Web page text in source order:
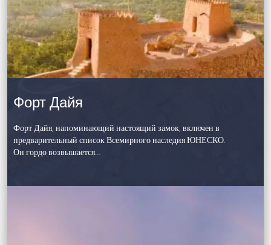
Форт Дайя
Форт Дайя, напоминающий настоящий замок, включен в
предварительный список Всемирного наследия ЮНЕСКО.
Он гордо возвышается…